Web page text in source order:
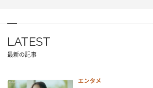
LATEST
最新の記事
エンタメ